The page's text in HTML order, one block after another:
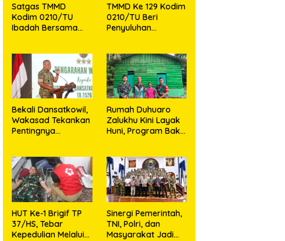
Satgas TMMD
Kodim 0210/TU
Ibadah Bersama
TMMD Ke 129 Kodim
0210/TU Beri
Penyuluhan
Stunting di Desa
Sijarango
Bekali Dansatkowil,
Wakasad Tekankan
Pentingnya
Rumah Duhuaro
Zalukhu Kini Layak
Huni, Program Bakti
Nias Utara
HUT Ke-1 Brigif TP
37/HS, Tebar
Kepedulian Melalui
Sinergi Pemerintah,
TNI, Polri, dan
Masyarakat Jadi